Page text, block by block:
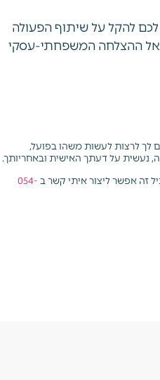
להקל על שיתוף הפעולה
ההצלחה המשפחתי-עסקי
לך לרצות לעשות משהו בפועל,
על דעתך האישית ובאחריותך.
זה אפשר ליצור איתי קשר ב 054-